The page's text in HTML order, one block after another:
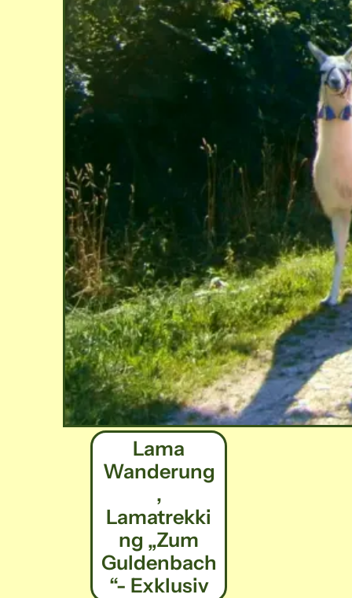
Lama
Wanderung
,
Lamatrekki
ng „Zum
Guldenbach
“- Exklusiv